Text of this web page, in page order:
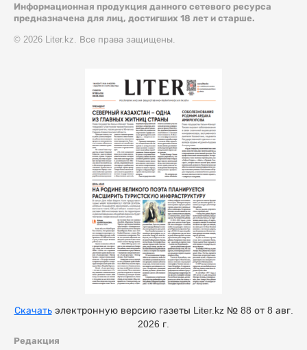
Информационная продукция данного сетевого ресурса
предназначена для лиц, достигших 18 лет и старше.
© 2026 Liter.kz. Все права защищены.
Редакция
Скачатьэлектронную версию газеты Liter.kz № 88 от 8 авг.
2026 г.